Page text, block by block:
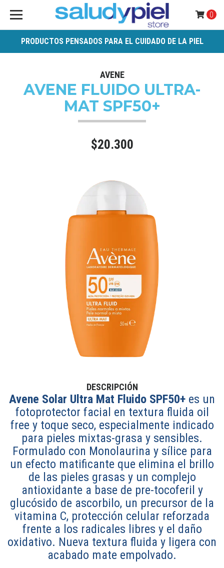
PRODUCTOS PENSADOS PARA EL CUIDADO DE LA PIEL
0
AVENE
AVENE FLUIDO ULTRA-
MAT SPF50+
$20.300
DESCRIPCIÓN
Avene Solar Ultra Mat Fluido SPF50+ es un
fotoprotector facial en textura fluida oil
free y toque seco, especialmente indicado
para pieles mixtas-grasa y sensibles.
Formulado con Monolaurina y sílice para
un efecto matificante que elimina el brillo
de las pieles grasas y un complejo
antioxidante a base de pre-tocoferil y
glucósido de ascorbilo, un precursor de la
vitamina C, protección celular reforzada
frente a los radicales libres y el daño
oxidativo. Nueva textura fluida y ligera con
acabado mate empolvado.